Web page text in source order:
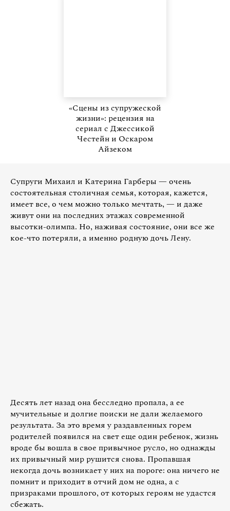
«Сцены из супружеской
жизни»: рецензия на
сериал с Джессикой
Честейн и Оскаром
Айзеком
Супруги Михаил и Катерина Гарберы — очень
состоятельная столичная семья, которая, кажется,
имеет все, о чем можно только мечтать, — и даже
живут они на последних этажах современной
высотки-олимпа. Но, наживая состояние, они все же
кое-что потеряли, а именно родную дочь Лену.
Десять лет назад она бесследно пропала, а ее
мучительные и долгие поиски не дали желаемого
результата. За это время у раздавленных горем
родителей появился на свет еще один ребенок, жизнь
вроде бы вошла в свое привычное русло, но однажды
их привычный мир рушится снова. Пропавшая
некогда дочь возникает у них на пороге: она ничего не
помнит и приходит в отчий дом не одна, а с
призраками прошлого, от которых героям не удастся
сбежать.